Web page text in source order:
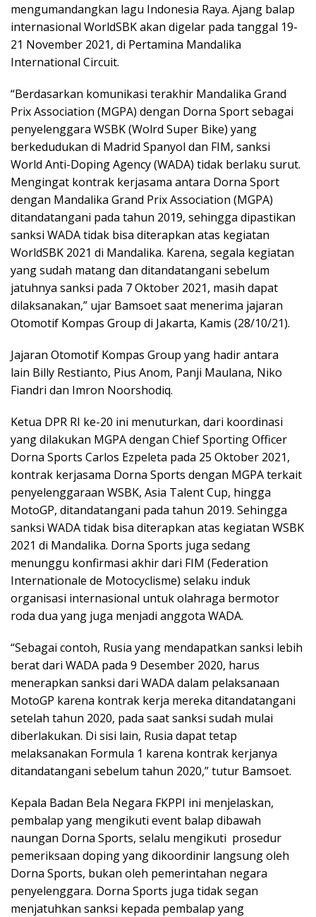
mengumandangkan lagu Indonesia Raya. Ajang balap
internasional WorldSBK akan digelar pada tanggal 19-
21 November 2021, di Pertamina Mandalika
International Circuit.
“Berdasarkan komunikasi terakhir Mandalika Grand
Prix Association (MGPA) dengan Dorna Sport sebagai
penyelenggara WSBK (Wolrd Super Bike) yang
berkedudukan di Madrid Spanyol dan FIM, sanksi
World Anti-Doping Agency (WADA) tidak berlaku surut.
Mengingat kontrak kerjasama antara Dorna Sport
dengan Mandalika Grand Prix Association (MGPA)
ditandatangani pada tahun 2019, sehingga dipastikan
sanksi WADA tidak bisa diterapkan atas kegiatan
WorldSBK 2021 di Mandalika. Karena, segala kegiatan
yang sudah matang dan ditandatangani sebelum
jatuhnya sanksi pada 7 Oktober 2021, masih dapat
dilaksanakan,” ujar Bamsoet saat menerima jajaran
Otomotif Kompas Group di Jakarta, Kamis (28/10/21).
Jajaran Otomotif Kompas Group yang hadir antara
lain Billy Restianto, Pius Anom, Panji Maulana, Niko
Fiandri dan Imron Noorshodiq.
Ketua DPR RI ke-20 ini menuturkan, dari koordinasi
yang dilakukan MGPA dengan Chief Sporting Officer
Dorna Sports Carlos Ezpeleta pada 25 Oktober 2021,
kontrak kerjasama Dorna Sports dengan MGPA terkait
penyelenggaraan WSBK, Asia Talent Cup, hingga
MotoGP, ditandatangani pada tahun 2019. Sehingga
sanksi WADA tidak bisa diterapkan atas kegiatan WSBK
2021 di Mandalika. Dorna Sports juga sedang
menunggu konfirmasi akhir dari FIM (Federation
Internationale de Motocyclisme) selaku induk
organisasi internasional untuk olahraga bermotor
roda dua yang juga menjadi anggota WADA.
“Sebagai contoh, Rusia yang mendapatkan sanksi lebih
berat dari WADA pada 9 Desember 2020, harus
menerapkan sanksi dari WADA dalam pelaksanaan
MotoGP karena kontrak kerja mereka ditandatangani
setelah tahun 2020, pada saat sanksi sudah mulai
diberlakukan. Di sisi lain, Rusia dapat tetap
melaksanakan Formula 1 karena kontrak kerjanya
ditandatangani sebelum tahun 2020,” tutur Bamsoet.
Kepala Badan Bela Negara FKPPI ini menjelaskan,
pembalap yang mengikuti event balap dibawah
naungan Dorna Sports, selalu mengikuti prosedur
pemeriksaan doping yang dikoordinir langsung oleh
Dorna Sports, bukan oleh pemerintahan negara
penyelenggara. Dorna Sports juga tidak segan
menjatuhkan sanksi kepada pembalap yang